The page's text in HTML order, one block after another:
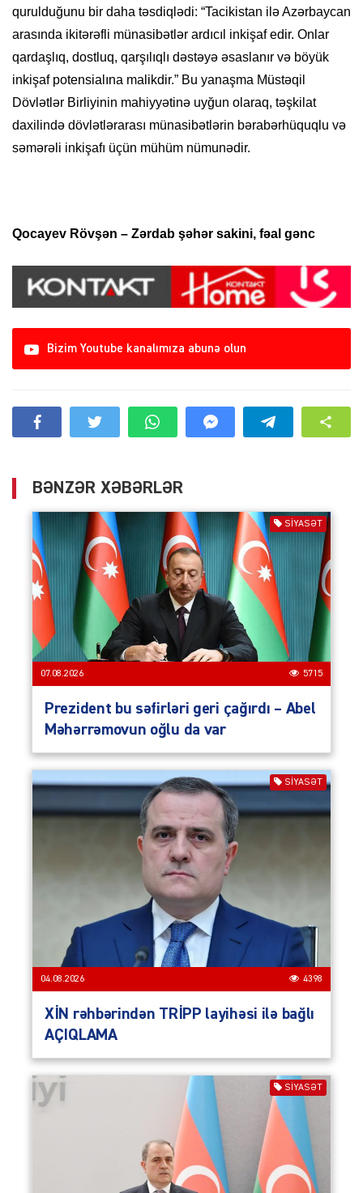
qurulduğunu bir daha təsdiqlədi: “Tacikistan ilə Azərbaycan
arasında ikitərəfli münasibətlər ardıcıl inkişaf edir. Onlar
qardaşlıq, dostluq, qarşılıqlı dəstəyə əsaslanır və böyük
inkişaf potensialına malikdir.” Bu yanaşma Müstəqil
Dövlətlər Birliyinin mahiyyətinə uyğun olaraq, təşkilat
daxilində dövlətlərarası münasibətlərin bərabərhüquqlu və
səmərəli inkişafı üçün mühüm nümunədir.
Qocayev Rövşən – Zərdab şəhər sakini, fəal gənc
Bizim Youtube kanalımıza abunə olun
BƏNZƏR XƏBƏRLƏR
SIYASƏT
07.08.2026 5715
Prezident bu səfirləri geri çağırdı – Abel
Məhərrəmovun oğlu da var
SIYASƏT
04.08.2026 4398
XİN rəhbərindən TRİPP layihəsi ilə bağlı
AÇIQLAMA
SIYASƏT